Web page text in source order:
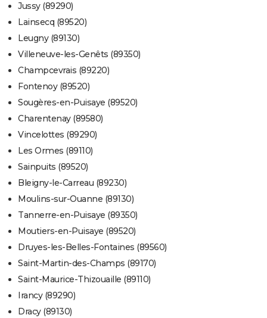
Jussy (89290)
Lainsecq (89520)
Leugny (89130)
Villeneuve-les-Genêts (89350)
Champcevrais (89220)
Fontenoy (89520)
Sougères-en-Puisaye (89520)
Charentenay (89580)
Vincelottes (89290)
Les Ormes (89110)
Sainpuits (89520)
Bleigny-le-Carreau (89230)
Moulins-sur-Ouanne (89130)
Tannerre-en-Puisaye (89350)
Moutiers-en-Puisaye (89520)
Druyes-les-Belles-Fontaines (89560)
Saint-Martin-des-Champs (89170)
Saint-Maurice-Thizouaille (89110)
Irancy (89290)
Dracy (89130)